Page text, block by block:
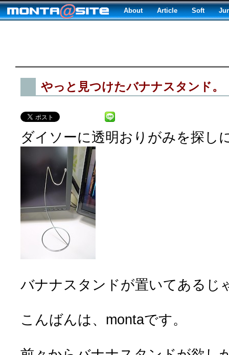
About Article Soft
やっと見つけたバナナスタンド。
ダイソーに透明おりがみを探し
バナナスタンドが置いてあるじ
こんばんは、montaです。